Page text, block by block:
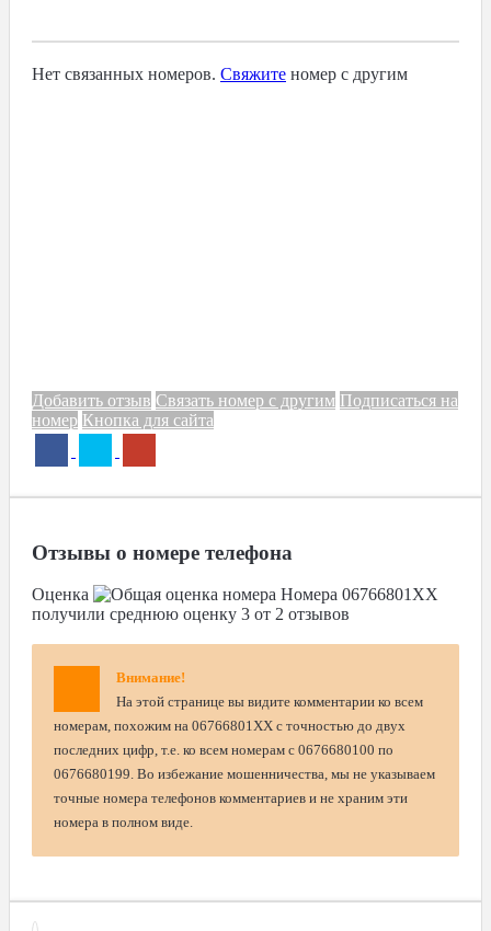
Нет связанных номеров. Свяжите номер с другим
Добавить отзыв Связать номер с другим Подписаться на
номер Кнопка для сайта
Отзывы о номере телефона
Оценка Номера 06766801XX
получили среднюю оценку 3 от 2 отзывов
Внимание!
На этой странице вы видите комментарии ко всем
номерам, похожим на 06766801XX с точностью до двух
последних цифр, т.е. ко всем номерам с 0676680100 по
0676680199. Во избежание мошенничества, мы не указываем
точные номера телефонов комментариев и не храним эти
номера в полном виде.